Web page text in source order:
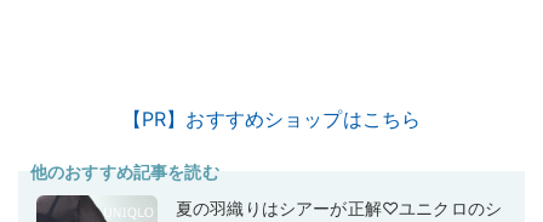
【PR】おすすめショップはこちら
他のおすすめ記事を読む
夏の羽織りはシアーが正解♡ユニクロのシ